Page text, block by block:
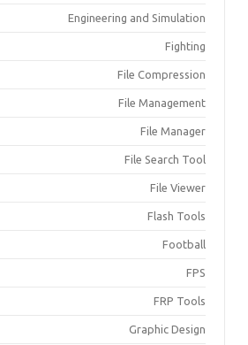
Engineering and Simulation
Fighting
File Compression
File Management
File Manager
File Search Tool
File Viewer
Flash Tools
Football
FPS
FRP Tools
Graphic Design